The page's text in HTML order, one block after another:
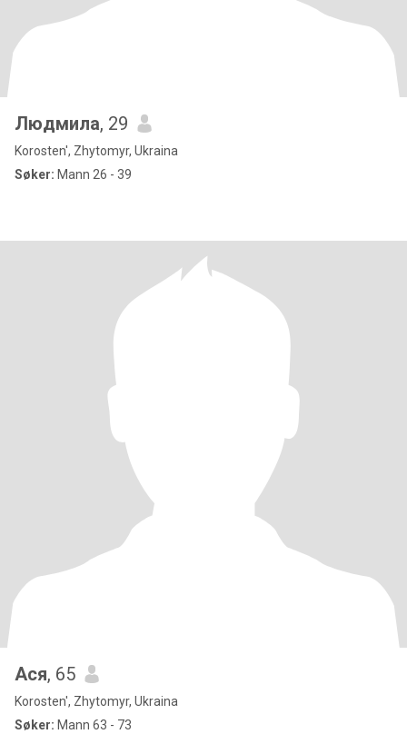
Людмила, 29
Korosten', Zhytomyr, Ukraina
Søker: Mann 26 - 39
Ася, 65
Korosten', Zhytomyr, Ukraina
Søker: Mann 63 - 73